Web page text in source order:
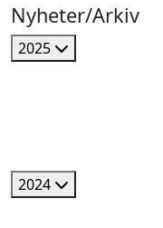
Nyheter/Arkiv
2025
2024